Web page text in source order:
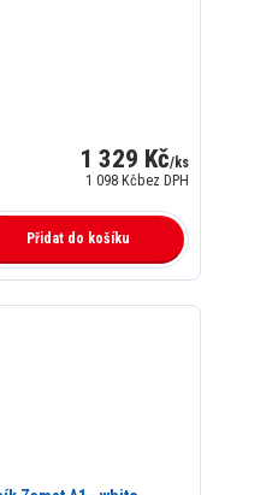
1 329 Kč/ks
1 098 Kčbez DPH
Přidat do košíku